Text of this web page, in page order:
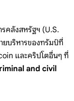
คลังสหรัฐฯ (U.S.
ยบริหารของทรัมป์ที่
และคริปโตอื่นๆ ที่
and civil